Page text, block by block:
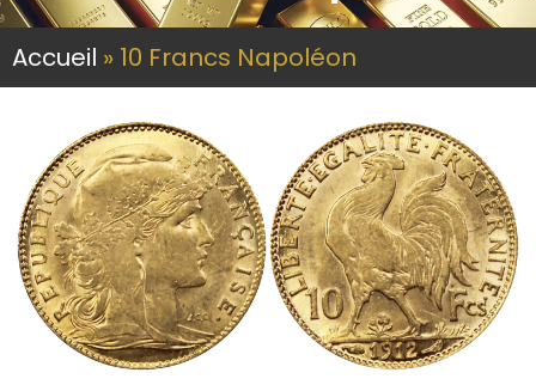
Accueil » 10 Francs Napoléon